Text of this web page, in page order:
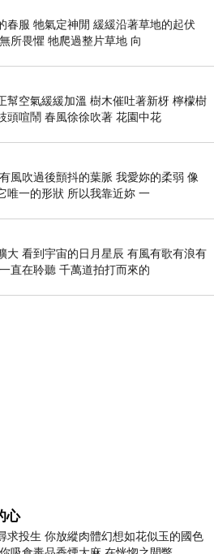
春服 牠氣定神閒 緩緩沿著草地的起伏
所畏懼 牠爬過整片草地 向
幫空氣緩緩加溫 樹木催吐著新枒 檸檬樹
頭喧鬧 春風徐徐吹著 花園中花
風吹過後顫抖的葉脈 我愛妳的柔弱 像
唯一的形狀 所以我靠近妳 一
大 看到宇宙的日月星辰 有風有歌有浪有
直在聆聽 千萬道拍打而來的
心
求投生 你放縱肉體幻想如花似玉的國色